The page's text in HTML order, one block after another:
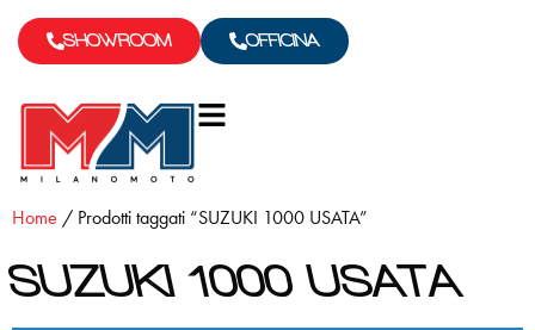
SHOWROOM OFFICINA
Home / Prodotti taggati “SUZUKI 1000 USATA”
SUZUKI 1000 USATA